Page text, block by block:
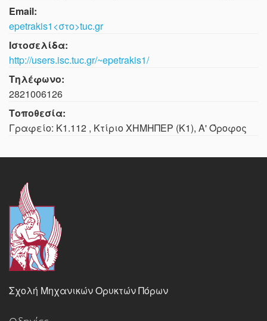
Email:
epetrakis1<στο>tuc.gr
Ιστοσελίδα:
http://users.isc.tuc.gr/~epetrakis1/
Τηλέφωνο:
2821006126
Τοποθεσία:
Γραφείο: Κ1.112 , Κτίριο ΧΗΜΗΠΕΡ (Κ1), Α' Όροφος
Σχολή Μηχανικών Ορυκτών Πόρων